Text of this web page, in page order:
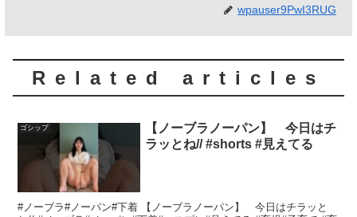
wpauser9PwI3RUG
Related articles
ゴシップ
【ノーブラノーパン】 今日はチ
ラッとね// #shorts #見えてる
#ノーブラ#ノーパン#下着 【ノーブラノーパン】 今日はチラッと